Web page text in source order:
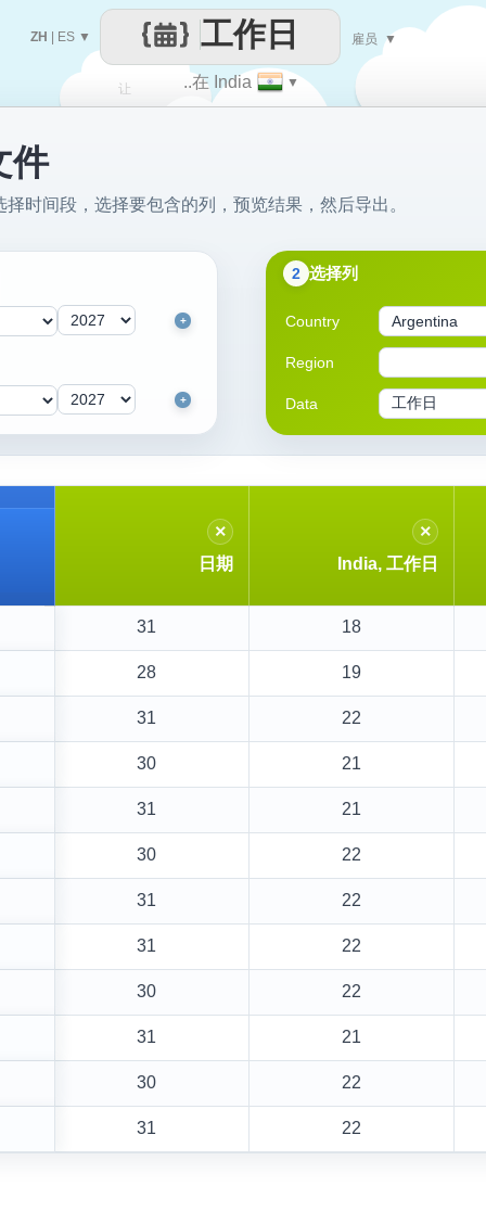
让 ..在 India ▼
工作日
ZH ES ▼ 雇员 ▼
件
时间段，选择要包含的列，预览结果，然后导出。
2 选择列
Country
Region
Data
+
+
×
日期
×
India, 工作日
31 18
28 19
31 22
30 21
31 21
30 22
31 22
31 22
30 22
31 21
30 22
31 22